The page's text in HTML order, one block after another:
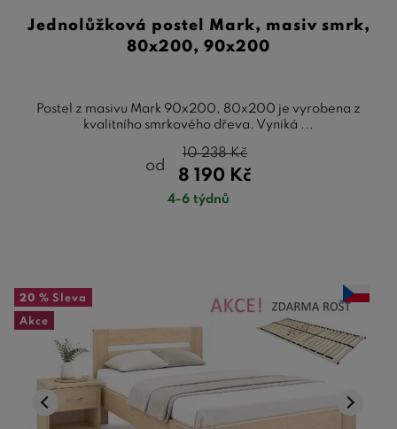
Jednolůžková postel Mark, masiv smrk,
80x200, 90x200
Postel z masivu Mark 90x200, 80x200 je vyrobena z
kvalitního smrkového dřeva. Vyniká ...
od
8 190 Kč
10 238Kč
4-6 týdnů
20 % Sleva
Akce